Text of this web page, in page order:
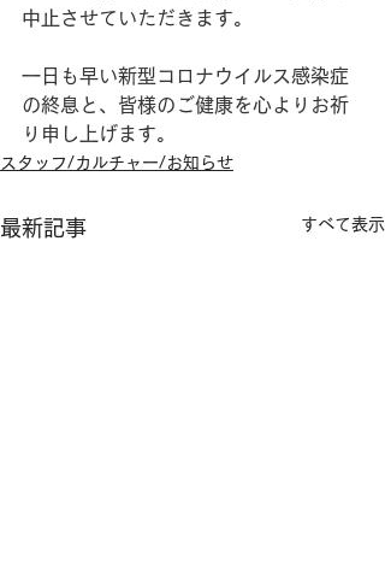
中止させていただきます。
一日も早い新型コロナウイルス感染症
の終息と、皆様のご健康を心よりお祈
り申し上げます。
スタッフ/カルチャー/お知らせ
最新記事 すべて表示